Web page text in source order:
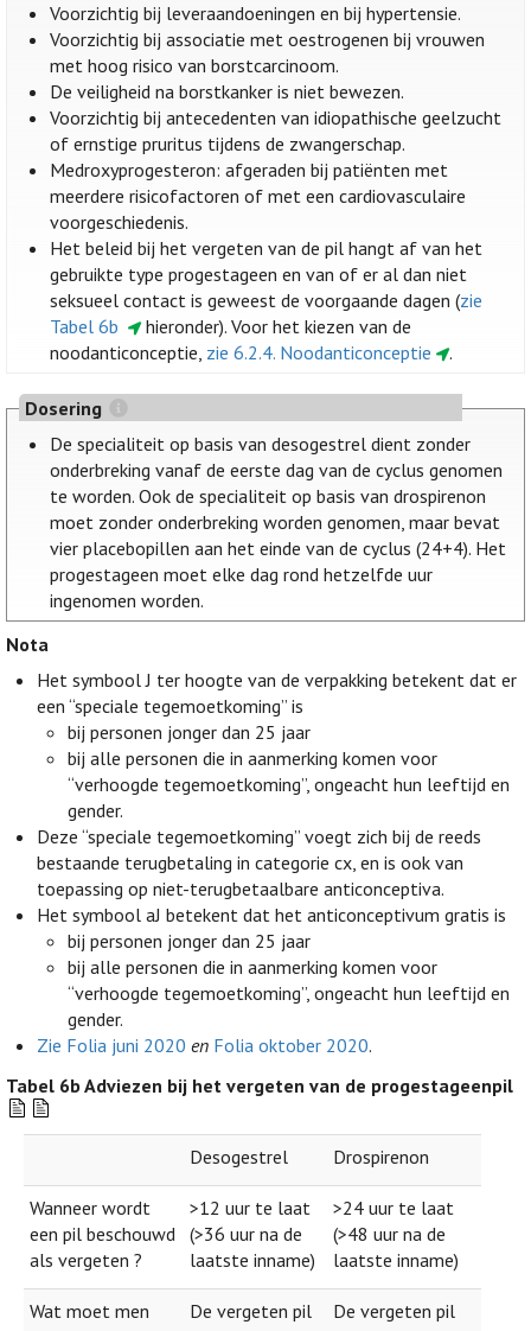
Voorzichtig bij leveraandoeningen en bij hypertensie.
Voorzichtig bij associatie met oestrogenen bij vrouwen
met hoog risico van borstcarcinoom.
De veiligheid na borstkanker is niet bewezen.
Voorzichtig bij antecedenten van idiopathische geelzucht
of ernstige pruritus tijdens de zwangerschap.
Medroxyprogesteron: afgeraden bij patiënten met
meerdere risicofactoren of met een cardiovasculaire
voorgeschiedenis.
Het beleid bij het vergeten van de pil hangt af van het
gebruikte type progestageen en van of er al dan niet
seksueel contact is geweest de voorgaande dagen (zie
Tabel 6b
hieronder). Voor het kiezen van de
noodanticonceptie, zie 6.2.4. Noodanticonceptie .
Dosering
De specialiteit op basis van desogestrel dient zonder
onderbreking vanaf de eerste dag van de cyclus genomen
te worden. Ook de specialiteit op basis van drospirenon
moet zonder onderbreking worden genomen, maar bevat
vier placebopillen aan het einde van de cyclus (24+4). Het
progestageen moet elke dag rond hetzelfde uur
ingenomen worden.
Nota
Het symbool J ter hoogte van de verpakking betekent dat er
een “speciale tegemoetkoming” is
bij personen jonger dan 25 jaar
bij alle personen die in aanmerking komen voor
“verhoogde tegemoetkoming”, ongeacht hun leeftijd en
gender.
Deze “speciale tegemoetkoming” voegt zich bij de reeds
bestaande terugbetaling in categorie cx, en is ook van
toepassing op niet-terugbetaalbare anticonceptiva.
Het symbool aJ betekent dat het anticonceptivum gratis is
bij personen jonger dan 25 jaar
bij alle personen die in aanmerking komen voor
“verhoogde tegemoetkoming”, ongeacht hun leeftijd en
gender.
Zie Folia juni 2020 en Folia oktober 2020.
Tabel 6b Adviezen bij het vergeten van de progestageenpil
Desogestrel Drospirenon
Wanneer wordt
een pil beschouwd
als vergeten ?
>12 uur te laat
(>36 uur na de
laatste inname)
>24 uur te laat
(>48 uur na de
laatste inname)
Wat moet men
De vergeten pil
De vergeten pil